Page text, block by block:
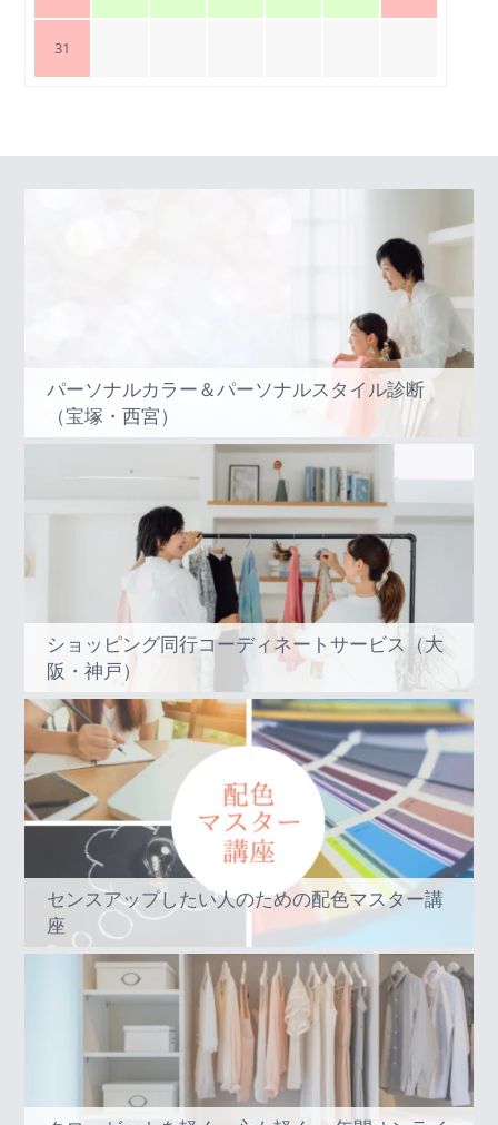
31
パーソナルカラー＆パーソナルスタイル診断
（宝塚・西宮）
ショッピング同行コーディネートサービス（大
阪・神戸）
センスアップしたい人のための配色マスター講
座